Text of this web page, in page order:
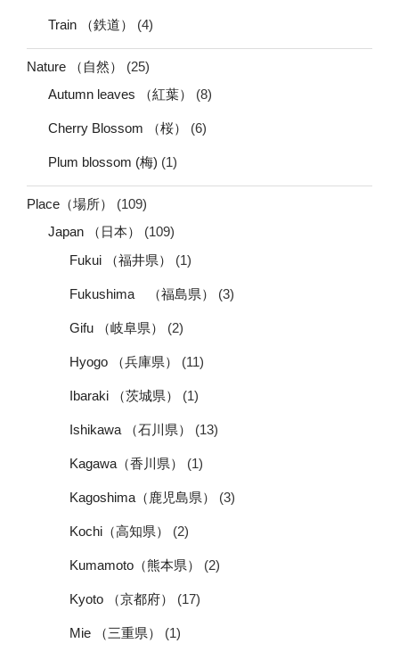
Train （鉄道） (4)
Nature （自然）
(25)
Autumn leaves （紅葉）
(8)
Cherry Blossom （桜） (6)
Plum blossom (梅) (1)
Place（場所）
(109)
Japan （日本）
(109)
Fukui （福井県）
(1)
Fukushima （福島県） (3)
Gifu （岐阜県） (2)
Hyogo （兵庫県） (11)
Ibaraki （茨城県） (1)
Ishikawa （石川県） (13)
Kagawa（香川県） (1)
Kagoshima（鹿児島県） (3)
Kochi（高知県） (2)
Kumamoto（熊本県） (2)
Kyoto （京都府） (17)
Mie （三重県） (1)